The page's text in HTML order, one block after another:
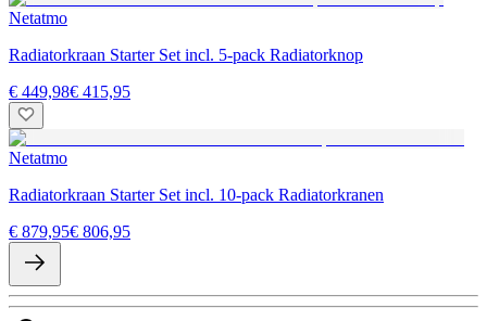
Netatmo
Radiatorkraan Starter Set incl. 5-pack Radiatorknop
€ 449,98€ 415,95
Netatmo
Radiatorkraan Starter Set incl. 10-pack Radiatorkranen
€ 879,95€ 806,95